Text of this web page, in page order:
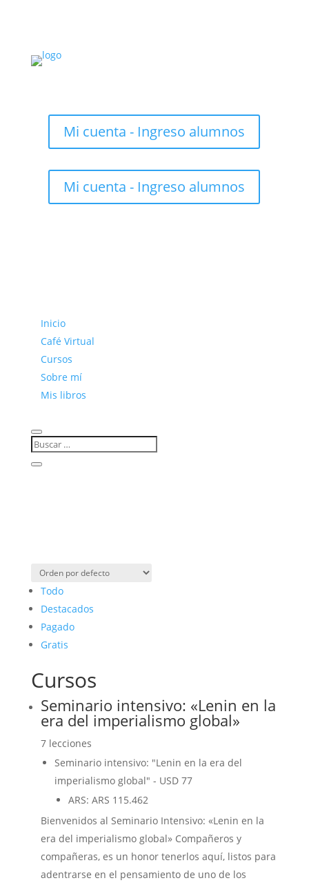
Mi cuenta - Ingreso alumnos
Mi cuenta - Ingreso alumnos
Inicio
Café Virtual
Cursos
Sobre mí
Mis libros
Todo
Destacados
Pagado
Gratis
Cursos
Seminario intensivo: «Lenin en la
era del imperialismo global»
7 lecciones
Seminario intensivo: "Lenin en la era del
imperialismo global" - USD77
ARS: ARS 115.462
Bienvenidos al Seminario Intensivo: «Lenin en la
era del imperialismo global» Compañeros y
compañeras, es un honor tenerlos aquí, listos para
adentrarse en el pensamiento de uno de los